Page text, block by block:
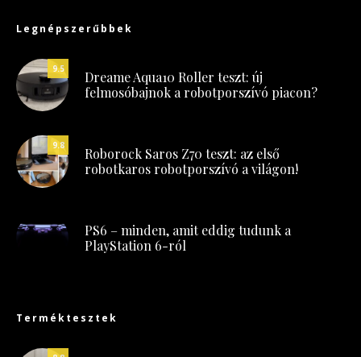
Legnépszerűbbek
9.5
Dreame Aqua10 Roller teszt: új
felmosóbajnok a robotporszívó piacon?
9.8
Roborock Saros Z70 teszt: az első
robotkaros robotporszívó a világon!
PS6 – minden, amit eddig tudunk a
PlayStation 6-ról
Terméktesztek